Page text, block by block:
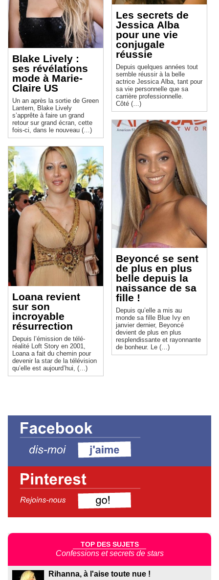
Blake Lively :
ses révélations
mode à Marie-
Claire US
Un an après la sortie de Green
Lantern, Blake Lively
s’apprête à faire un grand
retour sur grand écran, cette
fois-ci, dans le nouveau (…)
Loana revient
sur son
incroyable
résurrection
Depuis l’émission de télé-
réalité Loft Story en 2001,
Loana a fait du chemin pour
devenir la star de la télévision
qu’elle est aujourd’hui, (…)
Les secrets de
Jessica Alba
pour une vie
conjugale
réussie
Depuis quelques années tout
semble réussir à la belle
actrice Jessica Alba, tant pour
sa vie personnelle que sa
carrière professionnelle.
Côté (…)
Beyoncé se sent
de plus en plus
belle depuis la
naissance de sa
fille !
Depuis qu’elle a mis au
monde sa fille Blue Ivy en
janvier dernier, Beyoncé
devient de plus en plus
resplendissante et rayonnante
de bonheur. Le (…)
TOP DES SUJETS
Confessions et secrets de stars
Rihanna, à l'aise toute nue !